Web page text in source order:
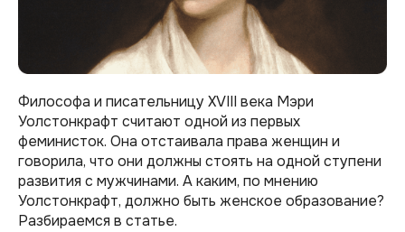
Философа и писательницу XVIII века Мэри
Уолстонкрафт считают одной из первых
феминисток. Она отстаивала права женщин и
говорила, что они должны стоять на одной ступени
развития с мужчинами. А каким, по мнению
Уолстонкрафт, должно быть женское образование?
Разбираемся в статье.